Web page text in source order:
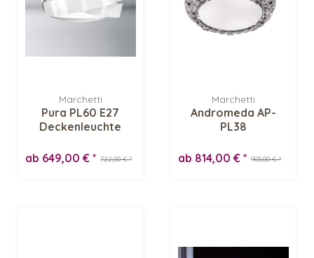
Marchetti
Pura PL60 E27
Deckenleuchte
722,00 € *
ab 649,00 € *
Marchetti
Andromeda AP-
PL38
905,00 € *
ab 814,00 € *